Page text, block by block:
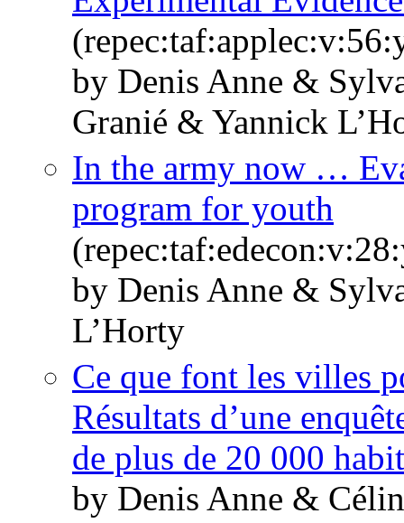
by Denis Anne &
Granié & Yannick
In the army now …
program for youth
by Denis Anne &
L’Horty
Ce que font les villes
Résultats d’une
de plus de 20 000
by Denis Anne &